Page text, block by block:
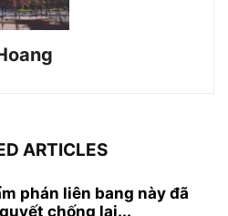
ARTICLES
phán liên bang này đã
chống lại...